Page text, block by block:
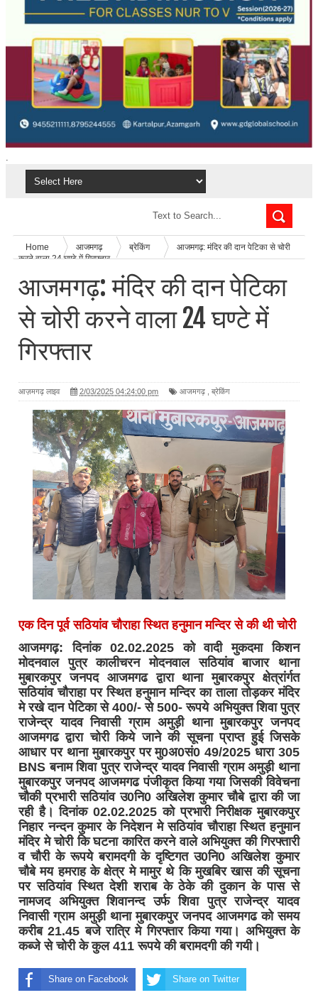
.
Home आजमगढ़ ब्रेकिंग
आजमगढ़: मंदिर की दान पेटिका से चोरी
करने वाला 24 घण्टे में गिरफ्तार
आजमगढ़: मंदिर की दान पेटिका
से चोरी करने वाला 24 घण्टे में
गिरफ्तार
आज़मगढ़ लाइव 2/03/2025 04:24:00 pm आजमगढ़ ब्रेकिंग
एक दिन पूर्व सठियांव चौराहा स्थित हनुमान मन्दिर से की थी चोरी
आजमगढ़: दिनांक 02.02.2025 को वादी मुकदमा किशन
मोदनवाल पुत्र कालीचरन मोदनवाल सठियांव बाजार थाना
मुबारकपुर जनपद आजमगढ द्वारा थाना मुबारकपुर क्षेत्रांर्गत
सठियांव चौराहा पर स्थित हनुमान मन्दिर का ताला तोड़कर मंदिर
मे रखे दान पेटिका से 400/- से 500- रूपये अभियुक्त शिवा पुत्र
राजेन्द्र यादव निवासी ग्राम अमुड़ी थाना मुबारकपुर जनपद
आजमगढ द्वारा चोरी किये जाने की सूचना प्राप्त हुई जिसके
आधार पर थाना मुबारकपुर पर मु0अ0सं0 49/2025 धारा 305
BNS बनाम शिवा पुत्र राजेन्द्र यादव निवासी ग्राम अमुड़ी थाना
मुबारकपुर जनपद आजमगढ पंजीकृत किया गया जिसकी विवेचना
चौकी प्रभारी सठियांव उ0नि0 अखिलेश कुमार चौबे द्वारा की जा
रही है। दिनांक 02.02.2025 को प्रभारी निरीक्षक मुबारकपुर
निहार नन्दन कुमार के निदेशन मे सठियांव चौराहा स्थित हनुमान
मंदिर मे चोरी कि घटना कारित करने वाले अभियुक्त की गिरफ्तारी
व चौरी के रूपये बरामदगी के दृष्टिगत उ0नि0 अखिलेश कुमार
चौबे मय हमराह के क्षेत्र मे मामुर थे कि मुखबिर खास की सूचना
पर सठियांव स्थित देशी शराब के ठेके की दुकान के पास से
नामजद अभियुक्त शिवानन्द उर्फ शिवा पुत्र राजेन्द्र यादव
निवासी ग्राम अमुड़ी थाना मुबारकपुर जनपद आजमगढ को समय
करीब 21.45 बजे रात्रि मे गिरफ्तार किया गया। अभियुक्त के
कब्जे से चोरी के कुल 411 रूपये की बरामदगी की गयी।
Share on Facebook Share on Twitter